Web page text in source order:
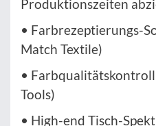
Produktionszeiten
• Farbrezeptierungs-
Match Textile)
•
Tools)
• High-end Tisch-